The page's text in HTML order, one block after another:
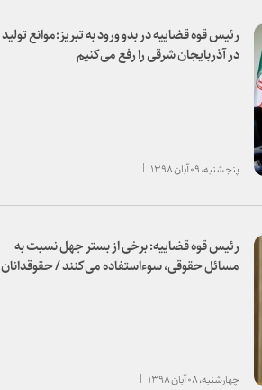
رئیس قوه قضاییه در بدو ورود به تبریز:موانع تولید
در آذربایجان شرقی را رفع می‌کنیم
پنجشنبه، ۰۹ آبان ۱۳۹۸
رئیس قوه قضاییه: برخی از بستر جهل نسبت به
مسائل حقوقی، سوءاستفاده می‌کنند / حقوقدانان
چهارشنبه، ۰۸ آبان ۱۳۹۸